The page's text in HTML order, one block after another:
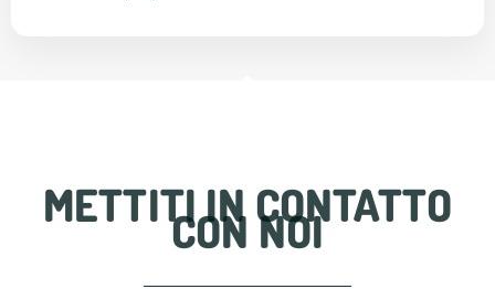
METTITI IN CONTATTO
CON NOI